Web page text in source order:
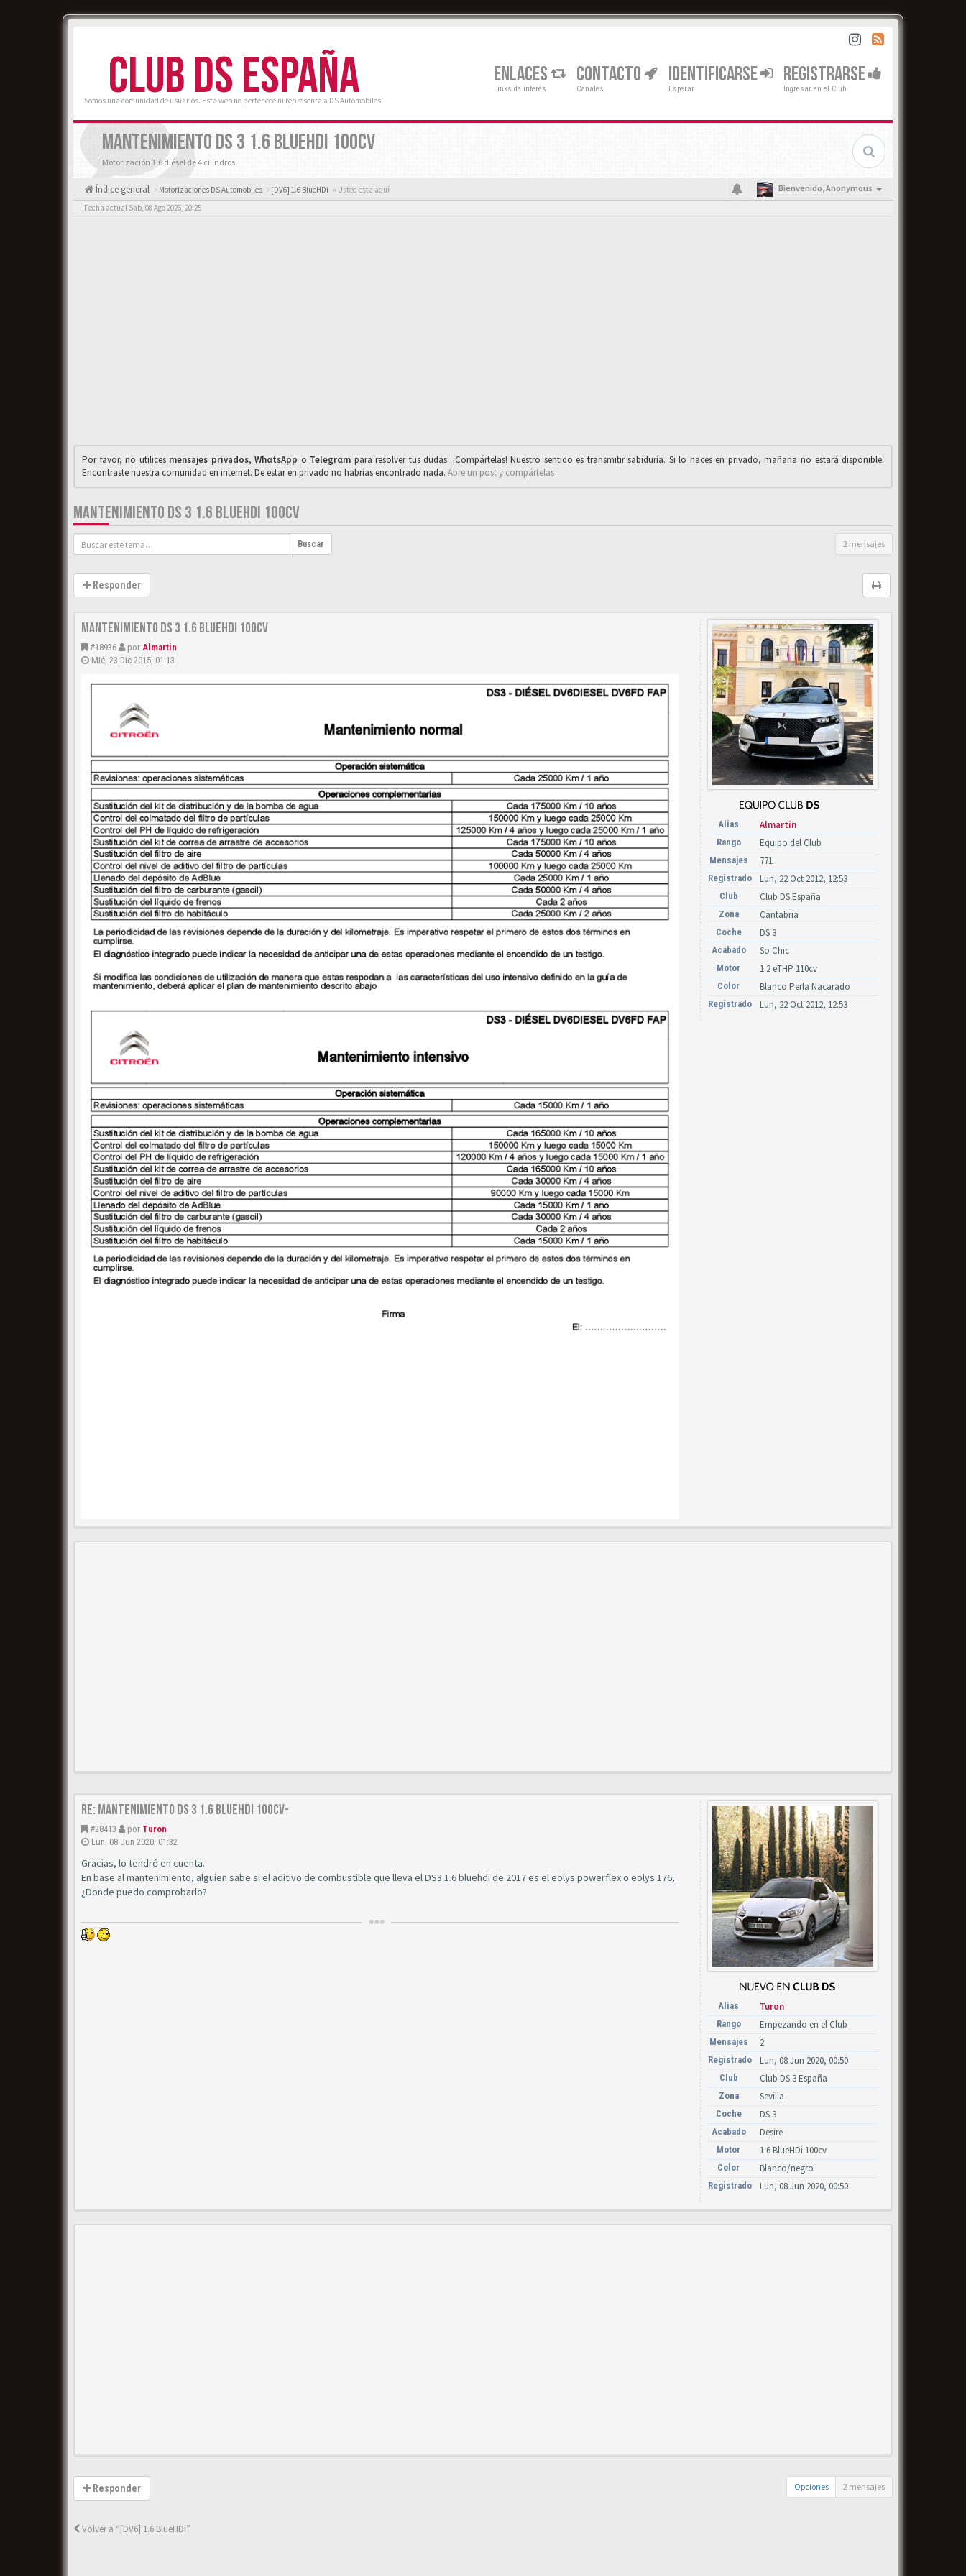
CLUB DS ESPAÑA
Somos una comunidad de usuarios. Esta web no pertenece ni representa a DS Automobiles.
ENLACES
Links de interés
CONTACTO
Canales
IDENTIFICARSE
Esperar
REGISTRARSE
Ingresar en el Club
MANTENIMIENTO DS 3 1.6 BLUEHDI 100CV
Motorización 1.6 diésel de 4 cilindros.
Índice general Motorizaciones DS Automobiles [DV6] 1.6 BlueHDi « Usted esta aquí Bienvenido,Anonymous
Fecha actual Sab, 08 Ago 2026, 20:25
Por favor, no utilices mensajes privados,WhαtsApp o Telegrαm para resolver tus dudas. ¡Compártelas! Nuestro sentido es transmitir sabiduría. Si lo haces en privado, mañana no estará disponible.
Encontraste nuestra comunidad en internet. De estar en privado no habrías encontrado nada. Abre un post y compártelas
MANTENIMIENTO DS 3 1.6 BLUEHDI 100CV
Buscar 2 mensajes
Responder
Mantenimiento DS 3 1.6 BlueHDi 100cv
#18936 por Almartin
Mié, 23 Dic 2015, 01:13
Alias Almartin
Rango Equipo del Club
Mensajes 771
Registrado Lun, 22 Oct 2012, 12:53
Club Club DS España
Zona Cantabria
Coche DS 3
Acabado So Chic
Motor 1.2 eTHP 110cv
Color Blanco Perla Nacarado
Registrado Lun, 22 Oct 2012, 12:53
Re: Mantenimiento DS 3 1.6 BlueHDi 100cv-
#28413 por Turon
Lun, 08 Jun 2020, 01:32
Gracias, lo tendré en cuenta.
En base al mantenimiento, alguien sabe si el aditivo de combustible que lleva el DS3 1.6 bluehdi de 2017 es el eolys powerflex o eolys 176,
¿Donde puedo comprobarlo?
Alias Turon
Rango Empezando en el Club
Mensajes 2
Registrado Lun, 08 Jun 2020, 00:50
Club Club DS 3 España
Zona Sevilla
Coche DS 3
Acabado Desire
Motor 1.6 BlueHDi 100cv
Color Blanco/negro
Registrado Lun, 08 Jun 2020, 00:50
Responder Opciones 2 mensajes
Volver a “[DV6] 1.6 BlueHDi”